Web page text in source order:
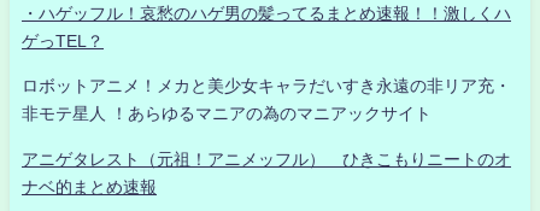
・ハゲッフル！哀愁のハゲ男の髪ってるまとめ速報！！激しくハ
ゲっTEL？
ロボットアニメ！メカと美少女キャラだいすき永遠の非リア充・
非モテ星人 ！あらゆるマニアの為のマニアックサイト
アニゲタレスト（元祖！アニメッフル） ひきこもりニートのオ
ナベ的まとめ速報